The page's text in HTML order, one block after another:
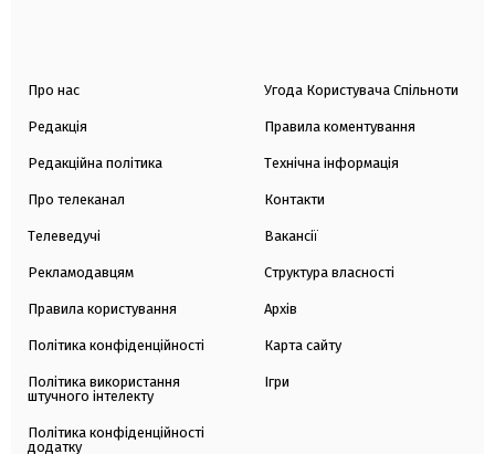
Про нас
Редакція
Редакційна політика
Про телеканал
Телеведучі
Рекламодавцям
Правила користування
Політика конфіденційності
Політика використання
штучного інтелекту
Політика конфіденційності
додатку
Угода Користувача Спільноти
Правила коментування
Технічна інформація
Контакти
Вакансії
Структура власності
Архів
Карта сайту
Ігри